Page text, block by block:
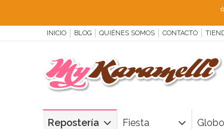
INICIO BLOG QUIÉNES SOMOS CONTACTO
Repostería Fiesta